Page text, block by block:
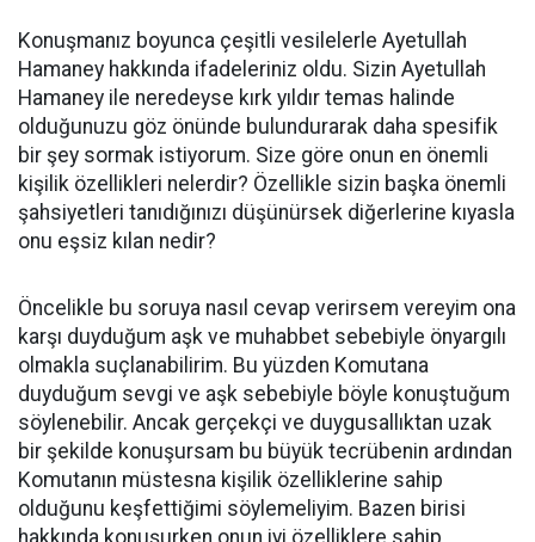
Konuşmanız boyunca çeşitli vesilelerle Ayetullah
Hamaney hakkında ifadeleriniz oldu. Sizin Ayetullah
Hamaney ile neredeyse kırk yıldır temas halinde
olduğunuzu göz önünde bulundurarak daha spesifik
bir şey sormak istiyorum. Size göre onun en önemli
kişilik özellikleri nelerdir? Özellikle sizin başka önemli
şahsiyetleri tanıdığınızı düşünürsek diğerlerine kıyasla
onu eşsiz kılan nedir?
Öncelikle bu soruya nasıl cevap verirsem vereyim ona
karşı duyduğum aşk ve muhabbet sebebiyle önyargılı
olmakla suçlanabilirim. Bu yüzden Komutana
duyduğum sevgi ve aşk sebebiyle böyle konuştuğum
söylenebilir. Ancak gerçekçi ve duygusallıktan uzak
bir şekilde konuşursam bu büyük tecrübenin ardından
Komutanın müstesna kişilik özelliklerine sahip
olduğunu keşfettiğimi söylemeliyim. Bazen birisi
hakkında konuşurken onun iyi özelliklere sahip